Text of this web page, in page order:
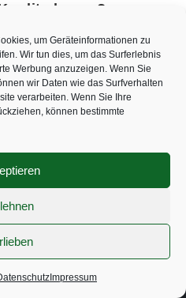
um Geräteinformationen zu
Wir tun dies, um das Surferlebnis
Werbung anzuzeigen. Wenn Sie
wir Daten wie das Surfverhalten
verarbeiten. Wenn Sie Ihre
können bestimmte
Impressum
knapp?
schwieriger, an günstige
warnen bereits
Finanzierungen sind trotz
geworden und die
der…
8:00 – 20:00 Uhr
unterliegen dem Copyright der
| Made bySVAVE